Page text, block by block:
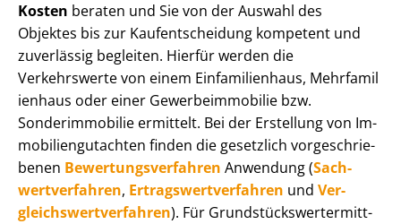
Kosten beraten und Sie von der Auswahl des
Objektes bis zur Kauf­ent­schei­dung kompetent und
zuverlässig begleiten. Hierfür werden die
Verkehrswerte von einem Einfamilienhaus, Mehr­fa­mi­l
i­en­haus oder einer Ge­wer­be­im­mo­bi­lie bzw.
Sonderimmobilie ermittelt. Bei der Erstellung von Im­
mo­bi­li­en­gut­ach­ten finden die gesetzlich vor­ge­schrie­
be­nen Be­wer­tungs­ver­fah­ren Anwendung (Sach­
wert­ver­fah­ren, Er­trags­wert­ver­fah­ren und Ver­
gleichs­wert­ver­fah­ren). Für Grund­stücks­wert­ermitt­